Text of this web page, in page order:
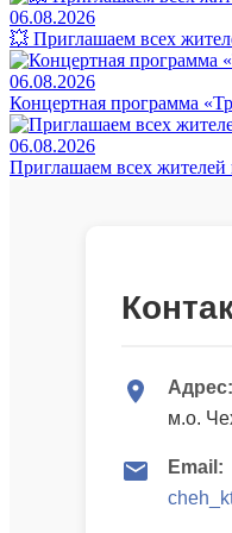
06.08.2026
💥 Приглашаем всех
06.08.2026
Концертная программа
06.08.2026
Приглашаем всех
Адрес:
м.о.
Email: